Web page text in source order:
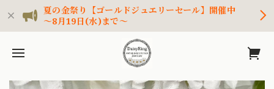
夏の金祭り【ゴールドジュエリーセール】開催中
～8月19日(水)まで～